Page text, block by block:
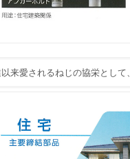
来愛されるねじの協栄とし